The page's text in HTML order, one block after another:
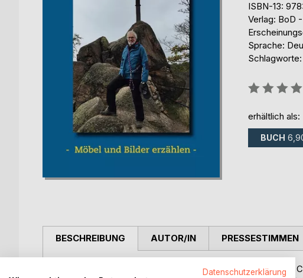
ISBN-13:
Verlag: BoD
Sprache:
Bewertung::
erhältlich als:
BUCH
BESCHREIBUNG
Helmut Schweckendieck, Jahrgang 1952, hat nicht nur
AUTOR/IN PRESSESTIMMEN
Datenschutzerklärung